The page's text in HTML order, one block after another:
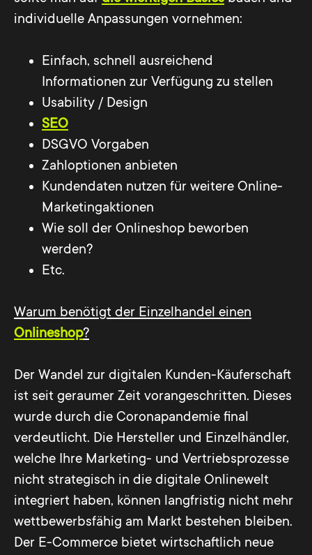
individuelle Anpassungen vornehmen:
Einfach, schnell ausreichend
Informationen zur Verfügung zu stellen
Usability / Design
SEO
DSGVO Vorgaben
Zahloptionen anbieten
Kundendaten nutzen für weitere Online-
Marketingaktionen
Wie soll der Onlineshop beworben
werden?
Etc.
Warum benötigt der Einzelhandel einen
Onlineshop?
Der Wandel zur digitalen Kunden-Käuferschaft
ist seit geraumer Zeit vorangeschritten. Dieses
wurde durch die Coronapandemie final
verdeutlicht. Die Hersteller und Einzelhändler,
welche Ihre Marketing- und Vertriebsprozesse
nicht strategisch in die digitale Onlinewelt
integriert haben, können langfristig nicht mehr
wettbewerbsfähig am Markt bestehen bleiben.
Der E-Commerce bietet wirtschaftlich neue